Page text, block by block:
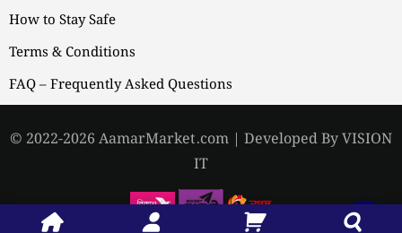
How to Stay Safe
Terms & Conditions
FAQ – Frequently Asked Questions
© 2022-2026 AamarMarket.com | Developed By VISION
IT